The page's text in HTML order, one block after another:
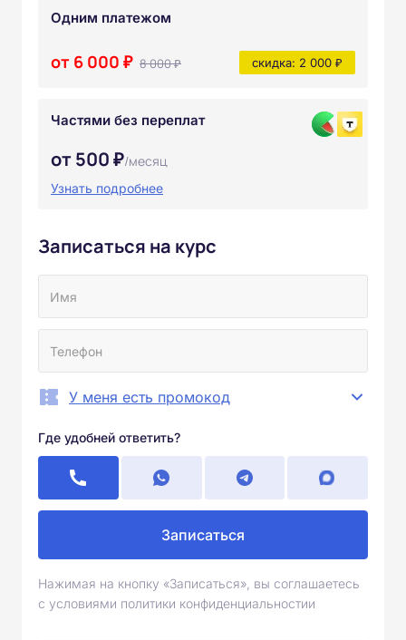
Одним платежом
от 6 000 ₽ 8 000 ₽ скидка: 2 000 ₽
Частями без переплат
от 500 ₽/месяц
Узнать подробнее
Записаться на курс
У меня есть промокод
Где удобней ответить?
Записаться
Нажимая на кнопку «Записаться», вы соглашаетесь
с условиями политики конфиденциальностии